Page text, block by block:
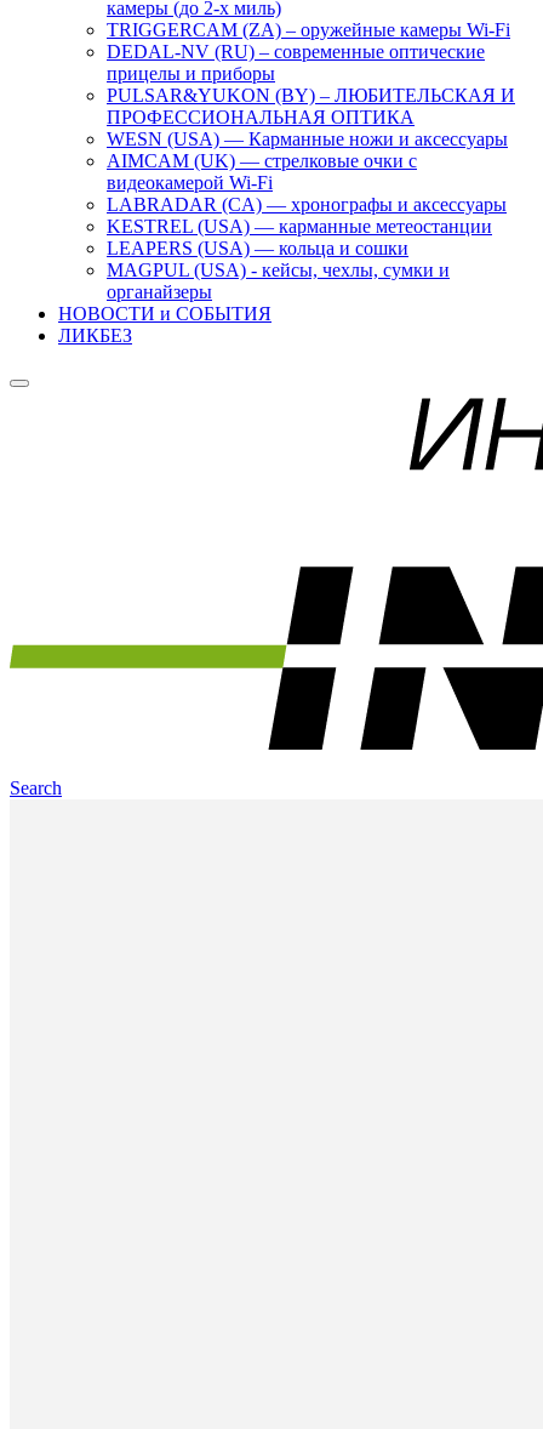
камеры (до 2-х миль)
TRIGGERCAM (ZA) – оружейные камеры Wi-Fi
DEDAL-NV (RU) – современные оптические
прицелы и приборы
PULSAR&YUKON (BY) – ЛЮБИТЕЛЬСКАЯ И
ПРОФЕССИОНАЛЬНАЯ ОПТИКА
WESN (USA) — Карманные ножи и аксессуары
AIMCAM (UK) — стрелковые очки с
видеокамерой Wi-Fi
LABRADAR (CA) — хронографы и аксессуары
KESTREL (USA) — карманные метеостанции
LEAPERS (USA) — кольца и сошки
MAGPUL (USA) - кейсы, чехлы, сумки и
органайзеры
НОВОСТИ и СОБЫТИЯ
ЛИКБЕЗ
Search